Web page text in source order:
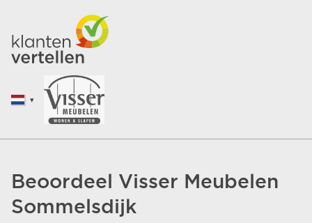
Beoordeel Visser Meubelen
Sommelsdijk